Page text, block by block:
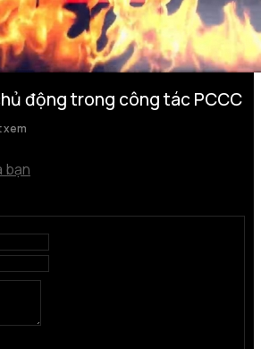
động trong công tác PCCC
xem
bạn